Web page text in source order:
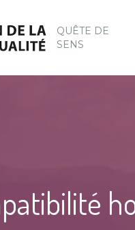
QUÊTE DE
SENS